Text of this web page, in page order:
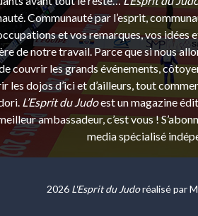
Communauté par l’esprit,
et vos remarques, vos idées
de notre travail. Parce que si nous
couvrir les grands événements,
les dojos d’ici et d’ailleurs, tout
L’Esprit du Judoest un magazine
ambassadeur, c’est vous !
media spécialisé
2026 L'Esprit du Judoréalisé par